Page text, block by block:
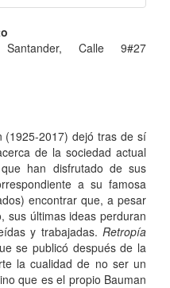
Calle 9#27
(1925-2017) dejó tras de sí
de la sociedad actual
han disfrutado de sus
a su famosa
encontrar que, a pesar
sus últimas ideas perduran
y trabajadas. Retropía
se publicó después de la
la cualidad de no ser un
que es el propio Bauman